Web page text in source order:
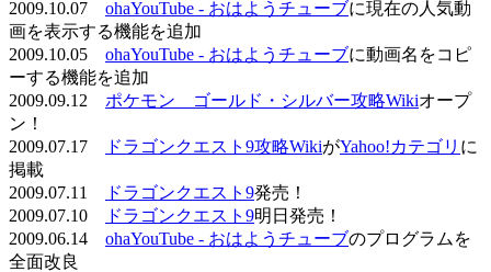
2009.10.07 ohaYouTube - おはようチューブに現在の人気動
画を表示する機能を追加
2009.10.05 ohaYouTube - おはようチューブに動画名をコピ
ーする機能を追加
2009.09.12 ポケモン ゴールド・シルバー攻略Wikiオープ
ン！
2009.07.17
ドラゴンクエスト9攻略WikiがYahoo!カテゴリ に
掲載
2009.07.11
ドラゴンクエスト9発売！
2009.07.10
ドラゴンクエスト9明日発売！
2009.06.14 ohaYouTube - おはようチューブのプログラムを
全面改良